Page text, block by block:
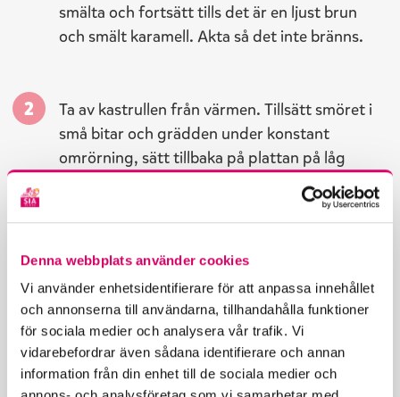
Denna webbplats använder cookies
Vi använder enhetsidentifierare för att anpassa innehållet
och annonserna till användarna, tillhandahålla funktioner
för sociala medier och analysera vår trafik. Vi
vidarebefordrar även sådana identifierare och annan
information från din enhet till de sociala medier och
smälta och fortsätt tills det är en ljust brun
och smält karamell. Akta så det inte bränns.
Ta av kastrullen från värmen. Tillsätt smöret i
små bitar och grädden under konstant
omrörning, sätt tillbaka på plattan på låg
värme. Sockret kommer att stelna till nu men
fortsätt koka såsen under konstant omrörning
till sockret löst upp igen. Detta kan ta en
stund.
När såsen kokat ytterligare ca 5 minuter
tillsätt flingsalt och låt svalna lite.